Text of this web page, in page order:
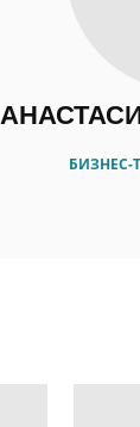
БИЗНЕС-